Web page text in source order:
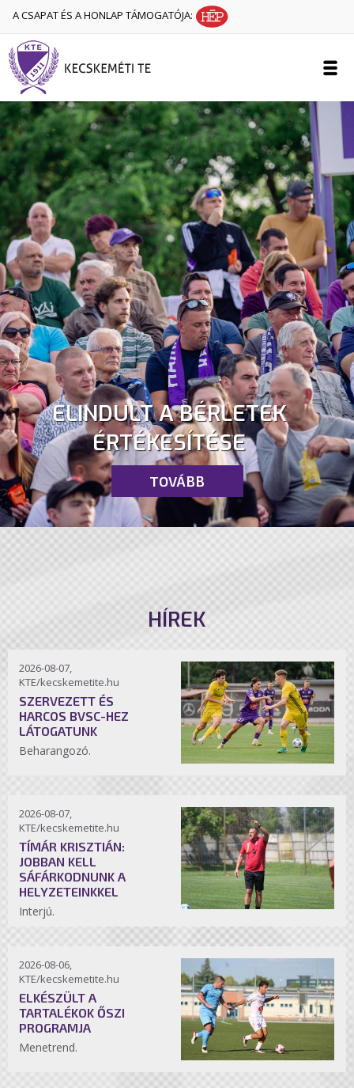
A CSAPAT ÉS A HONLAP TÁMOGATÓJA:
ELINDULT A BÉRLETEK
ÉRTÉKESÍTÉSE
TOVÁBB
HÍREK
2026-08-07,
KTE/kecskemetite.hu
SZERVEZETT ÉS
HARCOS BVSC-HEZ
LÁTOGATUNK
Beharangozó.
2026-08-07,
KTE/kecskemetite.hu
TÍMÁR KRISZTIÁN:
JOBBAN KELL
SÁFÁRKODNUNK A
HELYZETEINKKEL
Interjú.
2026-08-06,
KTE/kecskemetite.hu
ELKÉSZÜLT A
TARTALÉKOK ŐSZI
PROGRAMJA
Menetrend.